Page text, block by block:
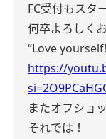
FC受付もスタ
何卒よろしく
“Love
https://
またオフショ
それでは！